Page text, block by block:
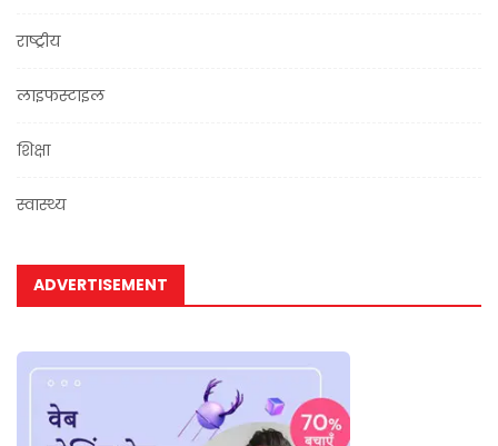
राष्ट्रीय
लाइफस्टाइल
शिक्षा
स्वास्थ्य
ADVERTISEMENT